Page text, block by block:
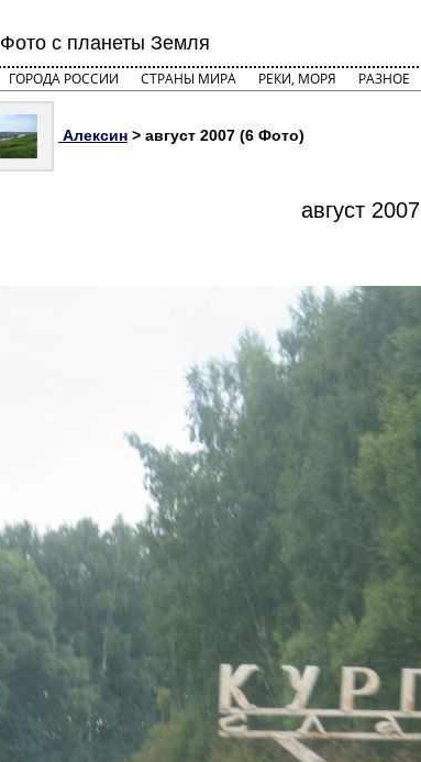
Фото с планеты Земля
ГОРОДА РОССИИ СТРАНЫ МИРА РЕКИ, МОРЯ РАЗНОЕ
Алексин > август 2007 (6 Фото)
август 2007